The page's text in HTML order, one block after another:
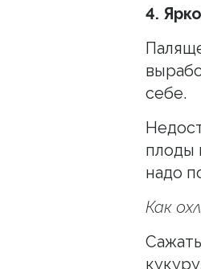
4.
себе.
плоды
надо
Как